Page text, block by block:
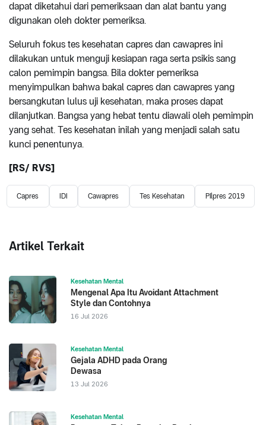
dapat diketahui dari pemeriksaan dan alat bantu yang
digunakan oleh dokter pemeriksa.
Seluruh fokus tes kesehatan capres dan cawapres ini
dilakukan untuk menguji kesiapan raga serta psikis sang
calon pemimpin bangsa. Bila dokter pemeriksa
menyimpulkan bahwa bakal capres dan cawapres yang
bersangkutan lulus uji kesehatan, maka proses dapat
dilanjutkan. Bangsa yang hebat tentu diawali oleh pemimpin
yang sehat. Tes kesehatan inilah yang menjadi salah satu
kunci penentunya.
[RS/ RVS]
Capres IDI Cawapres Tes Kesehatan Pilpres 2019
Artikel Terkait
Kesehatan Mental
Mengenal Apa Itu Avoidant Attachment
Style dan Contohnya
16 Jul 2026
Kesehatan Mental
Gejala ADHD pada Orang
Dewasa
13 Jul 2026
Kesehatan Mental